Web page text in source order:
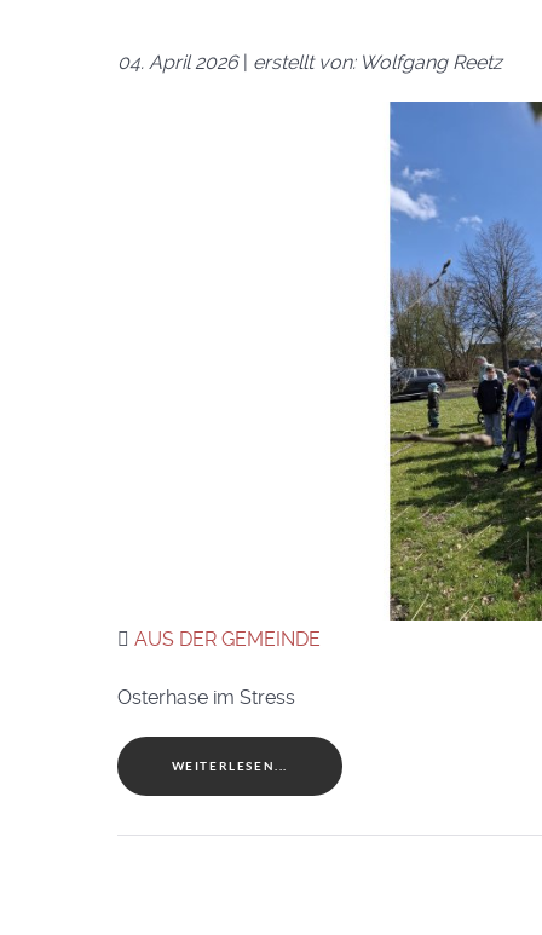
04. April 2026 | erstellt von: Wolfgang Reetz
AUS DER GEMEINDE
Osterhase im Stress
WEITERLESEN...